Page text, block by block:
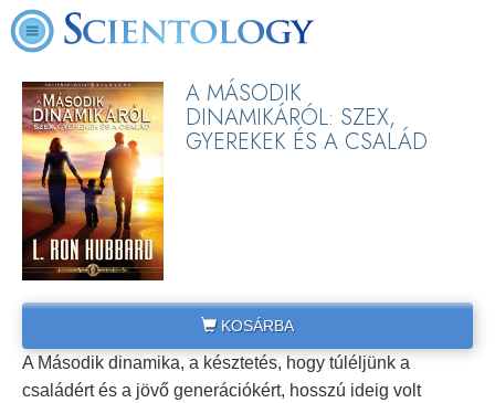
A MÁSODIK
DINAMIKÁRÓL: SZEX,
GYEREKEK ÉS A CSALÁD
KOSÁRBA
A Második dinamika, a késztetés, hogy túléljünk a
családért és a jövő generációkért, hosszú ideig volt